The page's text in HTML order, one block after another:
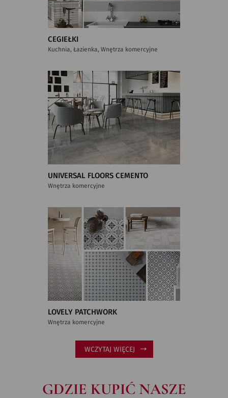
CEGIEŁKI
Kuchnia, Łazienka, Wnętrza komercyjne
UNIVERSAL FLOORS CEMENTO
Wnętrza komercyjne
LOVELY PATCHWORK
Wnętrza komercyjne
WCZYTAJ WIĘCEJ
GDZIE KUPIĆ NASZE